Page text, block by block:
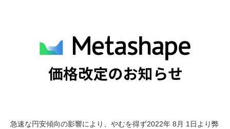
急速な円安傾向の影響により、やむを得ず2022年 8月 1日より弊